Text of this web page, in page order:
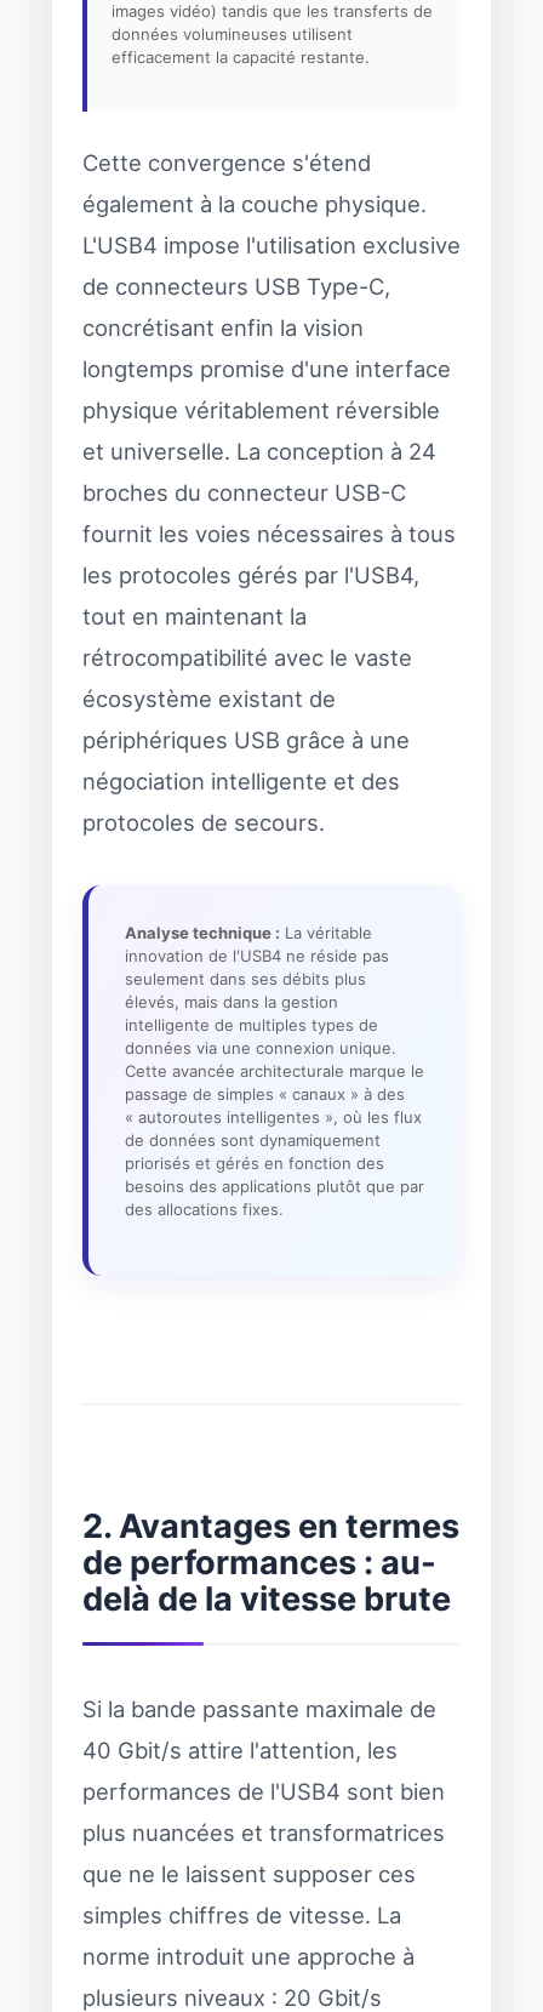
images vidéo) tandis que les transferts de
données volumineuses utilisent
efficacement la capacité restante.
Cette convergence s'étend
également à la couche physique.
L'USB4 impose l'utilisation exclusive
de connecteurs USB Type-C,
concrétisant enfin la vision
longtemps promise d'une interface
physique véritablement réversible
et universelle. La conception à 24
broches du connecteur USB-C
fournit les voies nécessaires à tous
les protocoles gérés par l'USB4,
tout en maintenant la
rétrocompatibilité avec le vaste
écosystème existant de
périphériques USB grâce à une
négociation intelligente et des
protocoles de secours.
Analyse technique : La véritable
innovation de l'USB4 ne réside pas
seulement dans ses débits plus
élevés, mais dans la gestion
intelligente de multiples types de
données via une connexion unique.
Cette avancée architecturale marque le
passage de simples « canaux » à des
« autoroutes intelligentes », où les flux
de données sont dynamiquement
priorisés et gérés en fonction des
besoins des applications plutôt que par
des allocations fixes.
2. Avantages en termes
de performances : au-
delà de la vitesse brute
Si la bande passante maximale de
40 Gbit/s attire l'attention, les
performances de l'USB4 sont bien
plus nuancées et transformatrices
que ne le laissent supposer ces
simples chiffres de vitesse. La
norme introduit une approche à
plusieurs niveaux : 20 Gbit/s